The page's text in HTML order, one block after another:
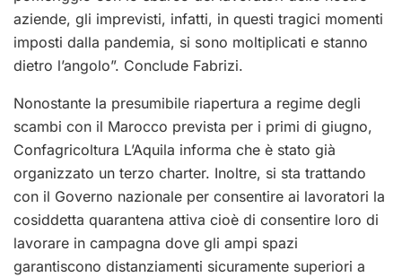
aziende, gli imprevisti, infatti, in questi tragici momenti
imposti dalla pandemia, si sono moltiplicati e stanno
dietro l’angolo”. Conclude Fabrizi.
Nonostante la presumibile riapertura a regime degli
scambi con il Marocco prevista per i primi di giugno,
Confagricoltura L’Aquila informa che è stato già
organizzato un terzo charter. Inoltre, si sta trattando
con il Governo nazionale per consentire ai lavoratori la
cosiddetta quarantena attiva cioè di consentire loro di
lavorare in campagna dove gli ampi spazi
garantiscono distanziamenti sicuramente superiori a